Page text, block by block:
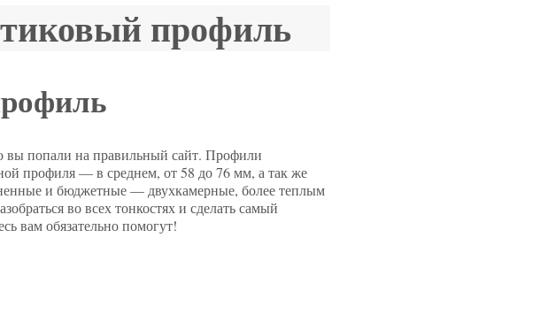
профиль
вы попали на правильный сайт. Профили
профиля — в среднем, от 58 до 76 мм, а так же
и бюджетные — двухкамерные, более теплым
во всех тонкостях и сделать самый
вам обязательно помогут!